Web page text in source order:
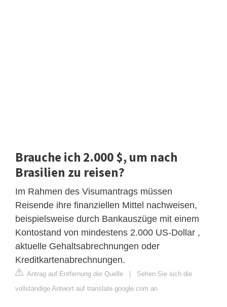
Brauche ich 2.000 $, um nach
Brasilien zu reisen?
Im Rahmen des Visumantrags müssen
Reisende ihre finanziellen Mittel nachweisen,
beispielsweise durch Bankauszüge mit einem
Kontostand von mindestens 2.000 US-Dollar ,
aktuelle Gehaltsabrechnungen oder
Kreditkartenabrechnungen.
Antrag auf Entfernung der Quelle | Sehen Sie sich die
vollständige Antwort auf translate.google.com an